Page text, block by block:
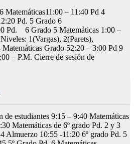
Matemáticas11:00 – 11:40 Pd 4
Pd. 5 Grado 6
Pd. 6 Grado 5 Matemáticas 1:00 –
1(Vargas), 2(Parets),
Grado 52:20 – 3:00 Pd 9
– P.M. Cierre de sesión de
estudiantes 9:15 – 9:40 Matemáticas
Matemáticas de 6º grado Pd. 2 y 3
Almuerzo 10:55 -11:20 6º grado Pd. 5